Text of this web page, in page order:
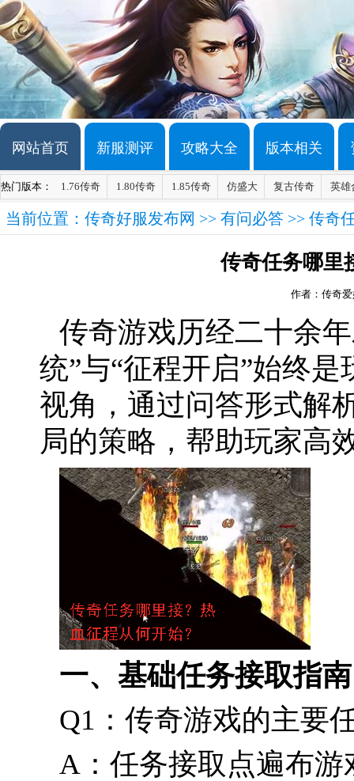
网站首页 新服测评 攻略大全 版本相关
热门版本： 1.76传奇 1.80传奇 1.85传奇 仿盛大 复古传奇 英雄
当前位置： 传奇好服发布网 >> 有问必答 >> 传奇
传奇任务哪里
作者：传奇
传奇游戏历经二十余
统”与“征程开启”始终
视角，通过问答形式解
局的策略，帮助玩家高
一、基础任务接取指南
Q1：传奇游戏的主要
A：任务接取点遍布